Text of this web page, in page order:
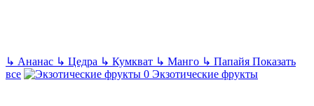
↳ Ананас ↳ Цедра ↳ Кумкват ↳ Манго ↳ Папайя Показать
все
Экзотические фрукты